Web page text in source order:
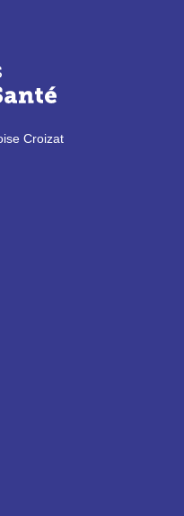
Croizat